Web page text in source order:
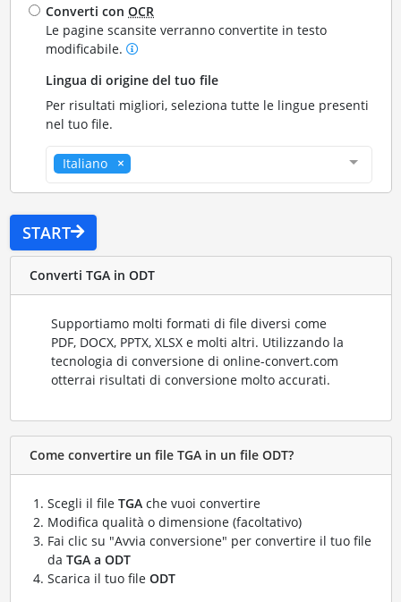
Converti conOCR
Le pagine scansite verranno convertite in testo
modificabile.
Lingua di origine del tuo file
Per risultati migliori, seleziona tutte le lingue presenti
nel tuo file.
Italiano
START
Converti TGA in ODT
Supportiamo molti formati di file diversi come
PDF, DOCX, PPTX, XLSX e molti altri. Utilizzando la
tecnologia di conversione di online-convert.com
otterrai risultati di conversione molto accurati.
Come convertire un file TGA in un file ODT?
Scegli il file TGAche vuoi convertire
Modifica qualità o dimensione (facoltativo)
Fai clic su "Avvia conversione" per convertire il tuo file
da TGA a ODT
Scarica il tuo file ODT